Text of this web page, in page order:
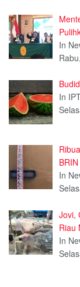
In
In
In
Jovi,
Riau
In